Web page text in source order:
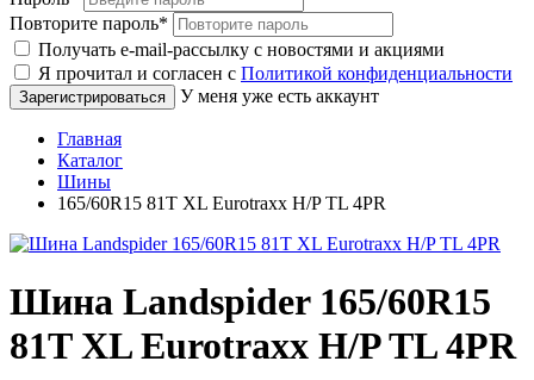
Повторите пароль*
Получать e-mail-рассылку с новостями и акциями
Я прочитал и согласен с Политикой конфиденциальности
У меня уже есть аккаунт
Главная
Каталог
Шины
165/60R15 81T XL Eurotraxx H/P TL 4PR
Шина Landspider 165/60R15
81T XL Eurotraxx H/P TL 4PR